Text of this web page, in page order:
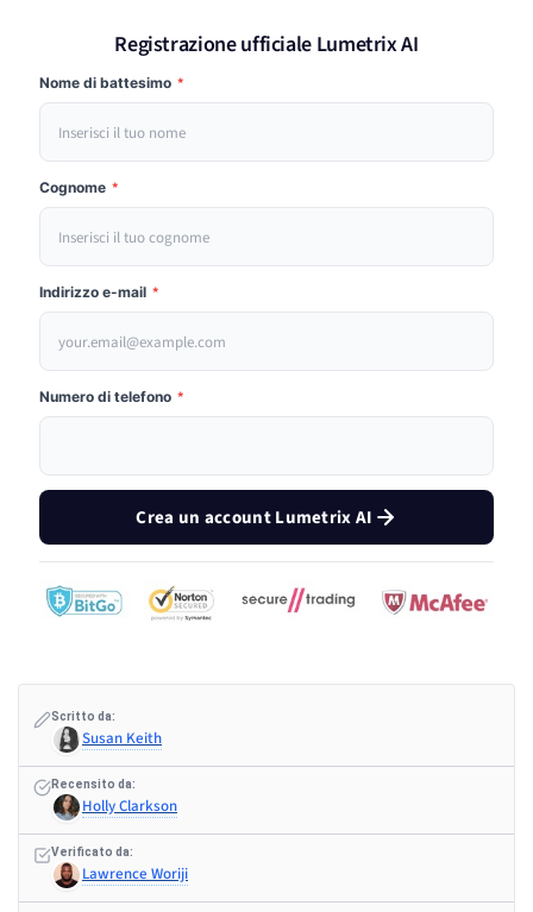
Registrazione ufficiale Lumetrix AI
Nome di battesimo *
Cognome *
Indirizzo e-mail *
Numero di telefono *
Crea un account Lumetrix AI
Scritto da:
Susan Keith
Recensito da:
Holly Clarkson
Verificato da:
Lawrence Woriji